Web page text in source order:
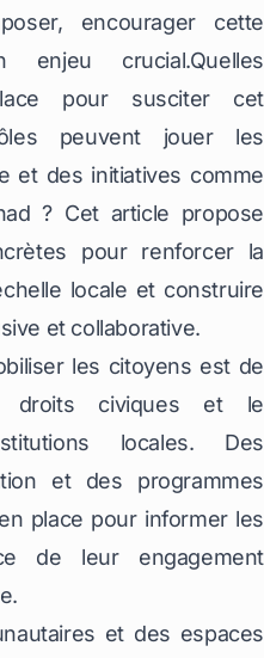
encourager cette
enjeu crucial.Quelles
pour susciter cet
peuvent jouer les
et des initiatives comme
? Cet article propose
pour renforcer la
locale et construire
et collaborative.
les citoyens est de
droits civiques et le
locales. Des
et des programmes
place pour informer les
de leur engagement
et des espaces